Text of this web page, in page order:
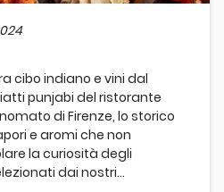
cibo indiano e vini dal
punjabi del ristorante
di Firenze, lo storico
e aromi che non
la curiosità degli
dai nostri...